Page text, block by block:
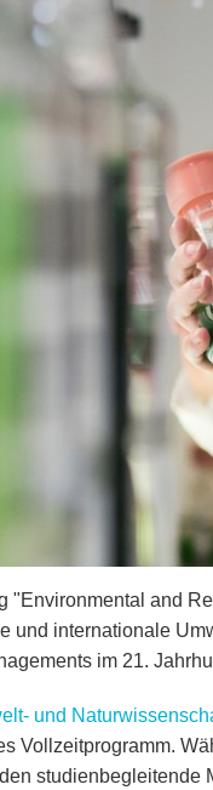
"Environmental and
und internationale
im 21.
und
Vollzeitprogramm.